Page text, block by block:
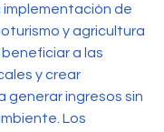
implementación de
y agricultura
a las
y crear
generar ingresos sin
Los